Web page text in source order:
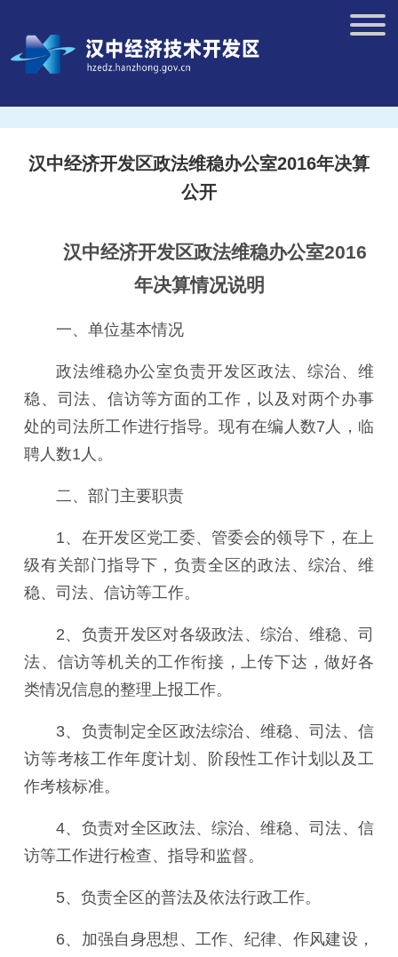
汉中经济开发区政法维稳办公室2016年决算
公开
汉中经济开发区政法维稳办公室2016
年决算情况说明
一、单位基本情况
政法维稳办公室负责开发区政法、综治、维
稳、司法、信访等方面的工作，以及对两个办事
处的司法所工作进行指导。现有在编人数7人，临
聘人数1人。
二、部门主要职责
1、在开发区党工委、管委会的领导下，在上
级有关部门指导下，负责全区的政法、综治、维
稳、司法、信访等工作。
2、负责开发区对各级政法、综治、维稳、司
法、信访等机关的工作衔接，上传下达，做好各
类情况信息的整理上报工作。
3、负责制定全区政法综治、维稳、司法、信
访等考核工作年度计划、阶段性工作计划以及工
作考核标准。
4、负责对全区政法、综治、维稳、司法、信
访等工作进行检查、指导和监督。
5、负责全区的普法及依法行政工作。
6、加强自身思想、工作、纪律、作风建设，